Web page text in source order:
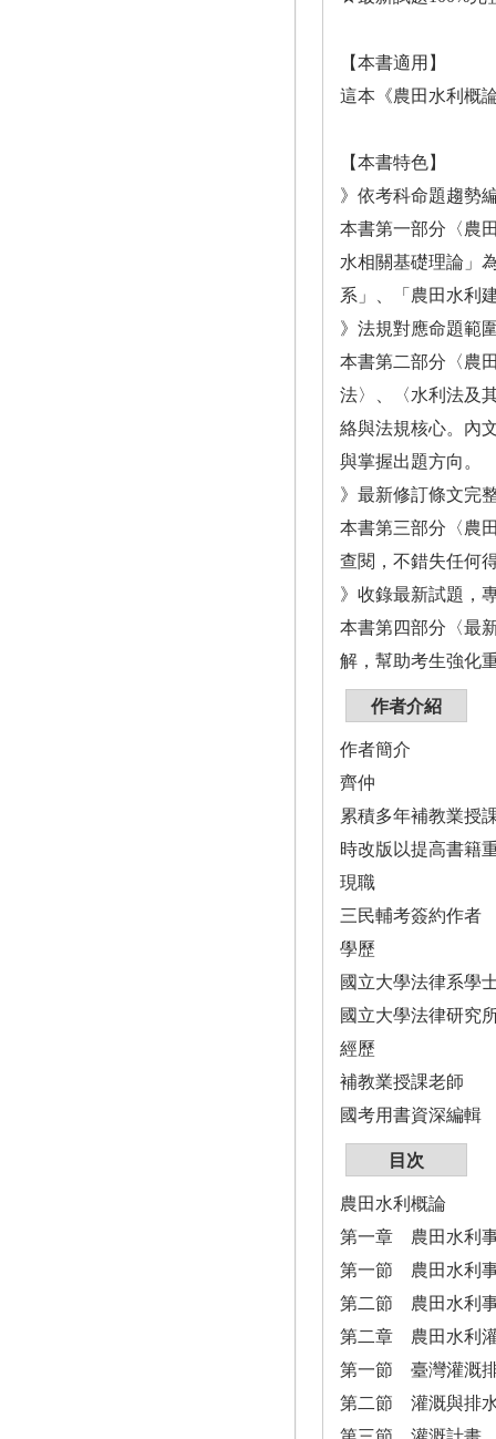
【本書適用】
這本《農田水利概
【本書特色】
》依考科命題趨勢
本書第一部分〈農
水相關基礎理論」
系」、「農田水利
》法規對應命題範
本書第二部分〈農
法〉、〈水利法及
絡與法規核心。內
與掌握出題方向。
》最新修訂條文完
本書第三部分〈農
查閱，不錯失任何
》收錄最新試題，
本書第四部分〈最
解，幫助考生強化
作者介紹
作者簡介
齊仲
累積多年補教業授
時改版以提高書籍
現職
三民輔考簽約作者
學歷
國立大學法律系學
國立大學法律研究
經歷
補教業授課老師
國考用書資深編輯
目次
農田水利概論
第一章 農田水利
第一節 農田水利
第二節 農田水利
第二章 農田水利
第一節 臺灣灌溉
第二節 灌溉與排